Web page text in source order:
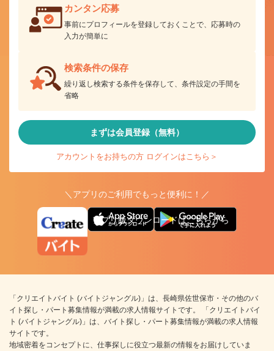
カンタン応募
事前にプロフィールを登録しておくことで、応募時の
入力が簡単に
検索条件の保存
繰り返し検索する条件を保存して、条件設定の手間を
省略
まずは会員登録（無料）
アカウントをお持ちの方 ログインはこちら＞
＼アプリのご利用でもっと便利に！／
アプリ版ダウンロードはこちらから
「クリエイトバイト (バイトジャングル)」は、長崎県佐世保市・その他のバ
イト探し・パート募集情報が満載の求人情報サイトです。 「クリエイトバイ
ト (バイトジャングル)」は、バイト探し・パート募集情報が満載の求人情報
サイトです。
地域密着をコンセプトに、仕事探しに役立つ最新の情報をお届けしていま